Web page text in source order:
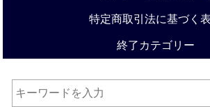
特定商取引法に基づく
終了カテゴリー